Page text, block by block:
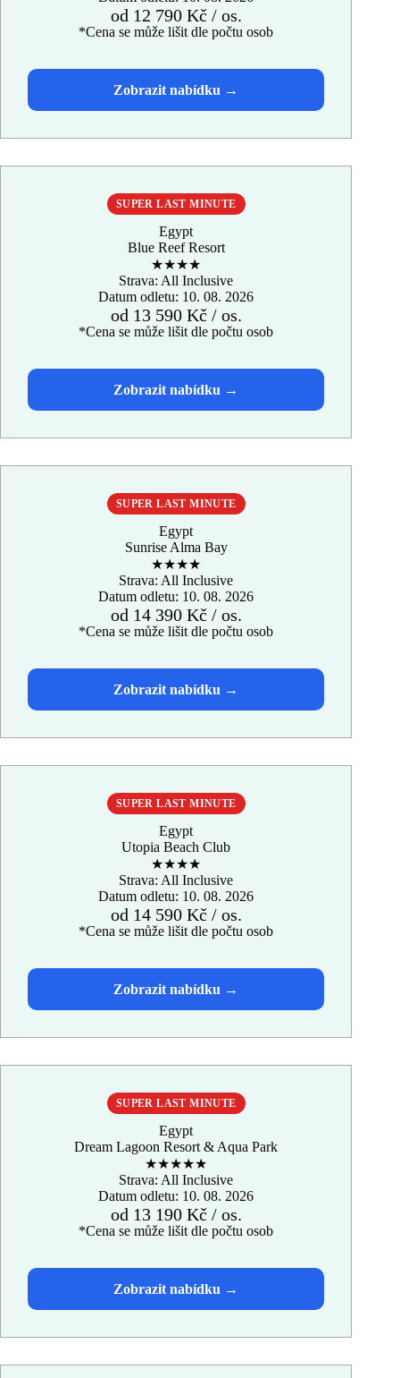
od 12 790 Kč / os.
*Cena se může lišit dle počtu osob
SUPER LAST MINUTE
Egypt
Blue Reef Resort
★★★★
Strava: All Inclusive
Datum odletu: 10. 08. 2026
od 13 590 Kč / os.
*Cena se může lišit dle počtu osob
SUPER LAST MINUTE
Egypt
Sunrise Alma Bay
★★★★
Strava: All Inclusive
Datum odletu: 10. 08. 2026
od 14 390 Kč / os.
*Cena se může lišit dle počtu osob
SUPER LAST MINUTE
Egypt
Utopia Beach Club
★★★★
Strava: All Inclusive
Datum odletu: 10. 08. 2026
od 14 590 Kč / os.
*Cena se může lišit dle počtu osob
SUPER LAST MINUTE
Egypt
Dream Lagoon Resort & Aqua Park
★★★★★
Strava: All Inclusive
Datum odletu: 10. 08. 2026
od 13 190 Kč / os.
*Cena se může lišit dle počtu osob